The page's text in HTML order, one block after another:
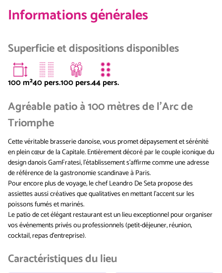
Informations générales
Superficie et dispositions disponibles
100m²40 pers.100 pers.44 pers.
Agréable patio à 100 mètres de l'Arc de
Triomphe
Cette véritable brasserie danoise, vous promet dépaysement et sérénité
en plein cœur de la Capitale. Entièrement décoré par le couple iconique du
design danois GamFratesi, l’établissement s’affirme comme une adresse
de référence de la gastronomie scandinave à Paris.
Pour encore plus de voyage, le chef Leandro De Seta propose des
assiettes aussi créatives que qualitatives en mettant l'accent sur les
poissons fumés et marinés.
Le patio de cet élégant restaurant est un lieu exceptionnel pour organiser
vos événements privés ou professionnels (petit-déjeuner, réunion,
cocktail, repas d’entreprise).
Caractéristiques du lieu